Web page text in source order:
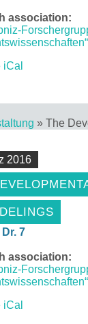
association:
» The
2016
Dr. 7
association: